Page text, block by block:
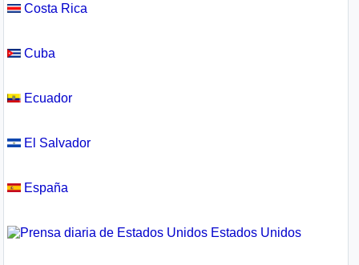
Costa Rica
Cuba
Ecuador
El Salvador
España
Estados Unidos